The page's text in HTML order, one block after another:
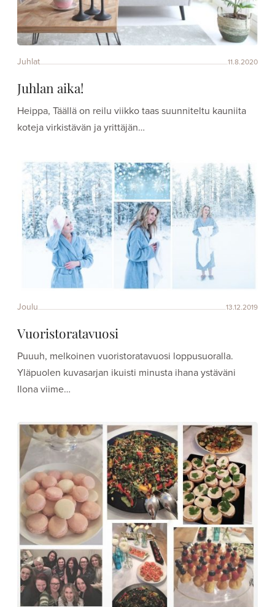
Juhlat 11.8.2020
Juhlan aika!
Heippa, Täällä on reilu viikko taas suunniteltu kauniita
koteja virkistävän ja yrittäjän…
Joulu 13.12.2019
Vuoristoratavuosi
Puuuh, melkoinen vuoristoratavuosi loppusuoralla.
Yläpuolen kuvasarjan ikuisti minusta ihana ystäväni
Ilona viime…